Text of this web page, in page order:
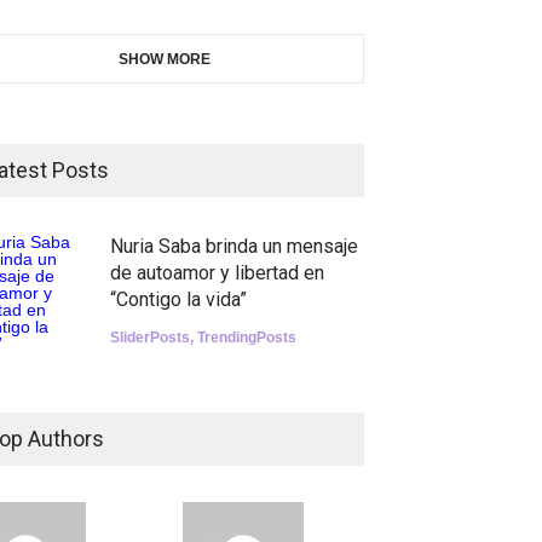
SHOW MORE
Posts
Nuria Saba brinda un mensaje
de autoamor y libertad en
“Contigo la vida”
SliderPosts, TrendingPosts
Authors